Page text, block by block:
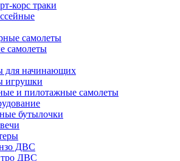
корс траки
самолеты
самолеты
для начинающих
игрушки
и пилотажные самолеты
бутылочки
ДВС
ДВС